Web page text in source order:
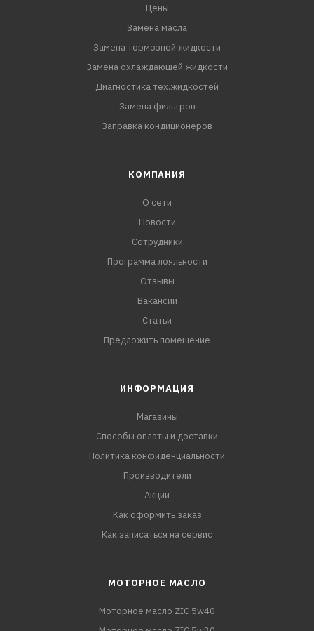
Цены
Замена масла
Замена тормозной жидкости
Замена охлаждающей жидкости
Диагностика тех.жидкостей
Замена фильтров
Заправка кондиционеров
КОМПАНИЯ
О сети
Новости
Сотрудники
Программа лояльности
Отзывы
Вакансии
Статьи
Предложить помещение
ИНФОРМАЦИЯ
Магазины
Способы оплаты и доставки
Политика конфиденциальности
Производители
Акции
Как оформить заказ
Как записаться на сервис
МОТОРНОЕ МАСЛО
Моторное масло ZIC 5w40